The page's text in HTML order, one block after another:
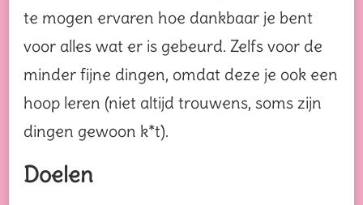
te mogen ervaren hoe dankbaar je bent
voor alles wat er is gebeurd. Zelfs voor de
minder fijne dingen, omdat deze je ook een
hoop leren (niet altijd trouwens, soms zijn
dingen gewoon k*t).
Doelen